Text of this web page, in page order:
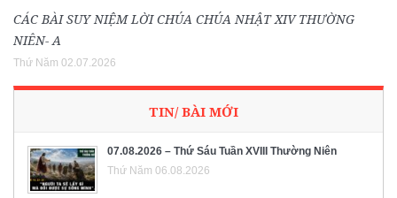
CÁC BÀI SUY NIỆM LỜI CHÚA CHÚA NHẬT XIV THƯỜNG
NIÊN- A
Thứ Năm 02.07.2026
TIN/ BÀI MỚI
07.08.2026 – Thứ Sáu Tuần XVIII Thường Niên
Thứ Năm 06.08.2026